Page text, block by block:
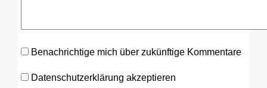
Benachrichtige mich über zukünftige Kommentare
Datenschutzerklärung akzeptieren